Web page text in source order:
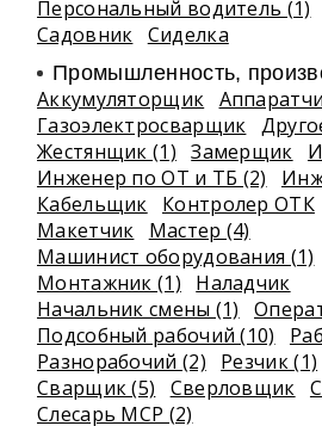
Персональный водитель (1)
Садовник Сиделка
Промышленность,
Аккумуляторщик
Газоэлектросварщик
Жестянщик (1)
Замерщик
Инженер по ОТ и ТБ (2)
Кабельщик
Контролер ОТК
Макетчик
Мастер (4)
Машинист оборудования (1)
Монтажник (1)
Наладчик
Начальник смены (1)
Подсобный рабочий (10)
Разнорабочий (2)
Резчик (1)
Сварщик (5)
Сверловщик
Слесарь МСР (2)